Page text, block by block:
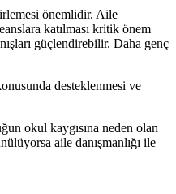
önemlidir. Aile
katılması kritik önem
güçlendirebilir. Daha genç
desteklenmesi ve
okul kaygısına neden olan
aile danışmanlığı ile